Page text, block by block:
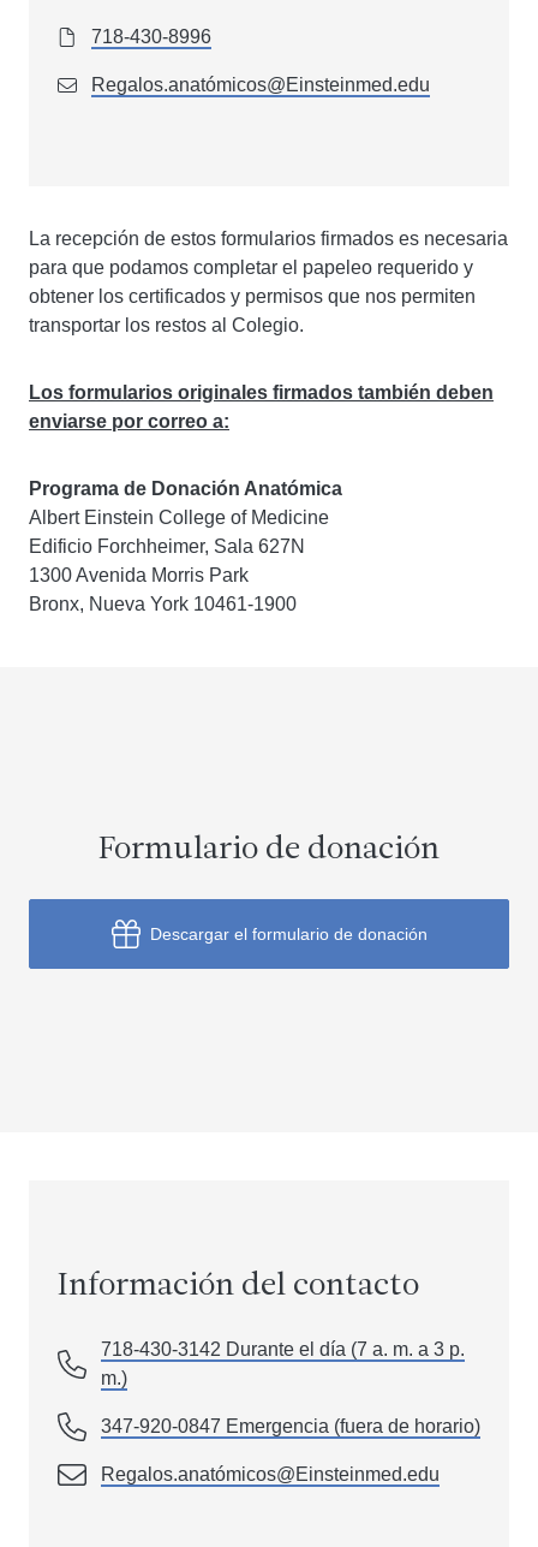
718-430-8996
Regalos.anatómicos@Einsteinmed.edu
La recepción de estos formularios firmados es necesaria
para que podamos completar el papeleo requerido y
obtener los certificados y permisos que nos permiten
transportar los restos al Colegio.
Los formularios originales firmados también deben
enviarse por correo a:
Programa de Donación Anatómica
Albert Einstein College of Medicine
Edificio Forchheimer, Sala 627N
1300 Avenida Morris Park
Bronx, Nueva York 10461-1900
Formulario de donación
Descargar el formulario de donación
Información del contacto
718-430-3142 Durante el día (7 a. m. a 3 p.
m.)
347-920-0847 Emergencia (fuera de horario)
Regalos.anatómicos@Einsteinmed.edu